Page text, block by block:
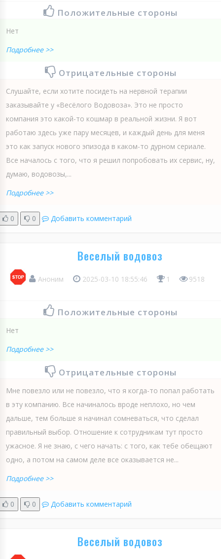
Положительные стороны
Нет
Подробнее >>
Отрицательные стороны
Слушайте, если хотите посидеть на нервной терапии
заказывайте у «Весёлого Водовоза». Это не просто
компания это какой-то кошмар в реальной жизни. Я вот
работаю здесь уже пару месяцев, и каждый день для меня
это как запуск нового эпизода в каком-то дурном сериале.
Все началось с того, что я решил попробовать их сервис, ну,
думаю, водовозы,...
Подробнее >>
0 0 Добавить комментарий
Веселый водовоз
Аноним 2025-03-10 18:55:46 1 9518
Положительные стороны
Нет
Подробнее >>
Отрицательные стороны
Мне повезло или не повезло, что я когда-то попал работать
в эту компанию. Все начиналось вроде неплохо, но чем
дальше, тем больше я начинал сомневаться, что сделал
правильный выбор. Отношение к сотрудникам тут просто
ужасное. Я не знаю, с чего начать: с того, как тебе обещают
одно, а потом на самом деле все оказывается не...
Подробнее >>
0 0 Добавить комментарий
Веселый водовоз